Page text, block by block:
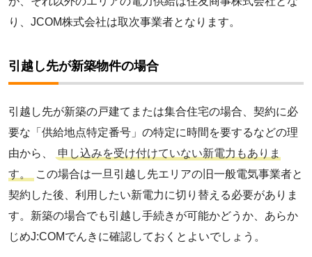
り、JCOM株式会社は取次事業者となります。
引越し先が新築物件の場合
引越し先が新築の戸建てまたは集合住宅の場合、契約に必
要な「供給地点特定番号」の特定に時間を要するなどの理
由から、
申し込みを受け付けていない新電力もありま
す。
この場合は一旦引越し先エリアの旧一般電気事業者と
契約した後、利用したい新電力に切り替える必要がありま
す。新築の場合でも引越し手続きが可能かどうか、あらか
じめJ:COMでんきに確認しておくとよいでしょう。